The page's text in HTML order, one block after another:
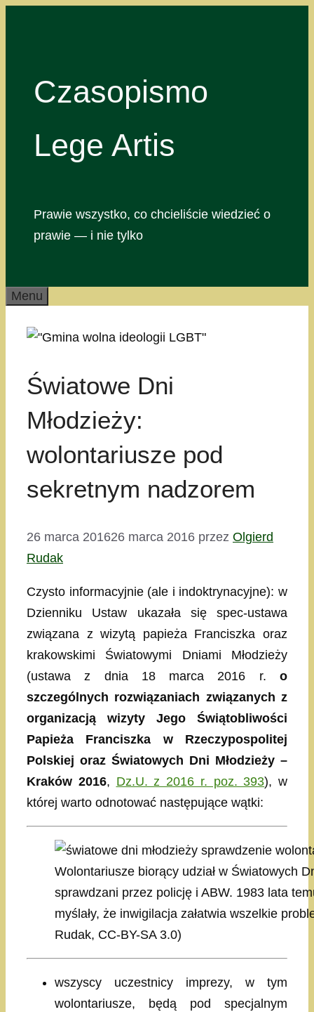
Czasopismo
Lege Artis
Prawie wszystko, co chcieliście wiedzieć o
prawie — i nie tylko
Menu
Światowe Dni
Młodzieży:
wolontariusze pod
sekretnym nadzorem
26 marca 201626 marca 2016 przez Olgierd
Rudak
Czysto informacyjnie (ale i indoktrynacyjne): w
Dzienniku Ustaw ukazała się spec-ustawa
związana z wizytą papieża Franciszka oraz
krakowskimi Światowymi Dniami Młodzieży
(ustawa z dnia 18 marca 2016 r. o
szczególnych rozwiązaniach związanych z
organizacją wizyty Jego Świątobliwości
Papieża Franciszka w Rzeczypospolitej
Polskiej oraz Światowych Dni Młodzieży –
Kraków 2016, Dz.U. z 2016 r. poz. 393), w
której warto odnotować następujące wątki:
Wolontariusze biorący udział w Światowych
sprawdzani przez policję i ABW. 1983 lata
myślały, że inwigilacja załatwia wszelkie
Rudak, CC-BY-SA 3.0)
wszyscy uczestnicy imprezy, w tym
wolontariusze, będą pod specjalnym